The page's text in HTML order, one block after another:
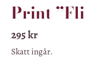
Print
Ordinarie
pris
295 kr
Skatt ingår.